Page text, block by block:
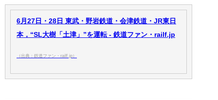
6月27日・28日 東武・野岩鉄道・会津鉄道・JR東日
本，“SL大樹「土津」”を運転 - 鉄道ファン・railf.jp
（出典：鉄道ファン・railf.jp）